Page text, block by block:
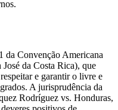
da Convenção Americana
da Costa Rica), que
e garantir o livre e
A jurisprudência da
Rodríguez vs. Honduras,